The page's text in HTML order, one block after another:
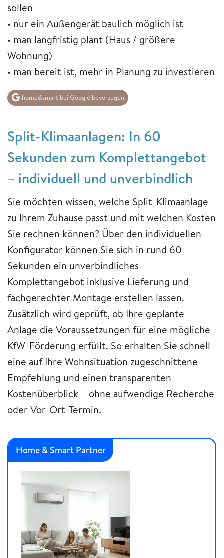
sollen
• nur ein Außengerät baulich möglich ist
• man langfristig plant (Haus / größere
Wohnung)
• man bereit ist, mehr in Planung zu investieren
home&smart bei Google bevorzugen
Split-Klimaanlagen: In 60
Sekunden zum Komplettangebot
– individuell und unverbindlich
Sie möchten wissen, welche Split-Klimaanlage
zu Ihrem Zuhause passt und mit welchen Kosten
Sie rechnen können? Über den individuellen
Konfigurator können Sie sich in rund 60
Sekunden ein unverbindliches
Komplettangebot inklusive Lieferung und
fachgerechter Montage erstellen lassen.
Zusätzlich wird geprüft, ob Ihre geplante
Anlage die Voraussetzungen für eine mögliche
KfW-Förderung erfüllt. So erhalten Sie schnell
eine auf Ihre Wohnsituation zugeschnittene
Empfehlung und einen transparenten
Kostenüberblick – ohne aufwendige Recherche
oder Vor-Ort-Termin.
Home & Smart Partner